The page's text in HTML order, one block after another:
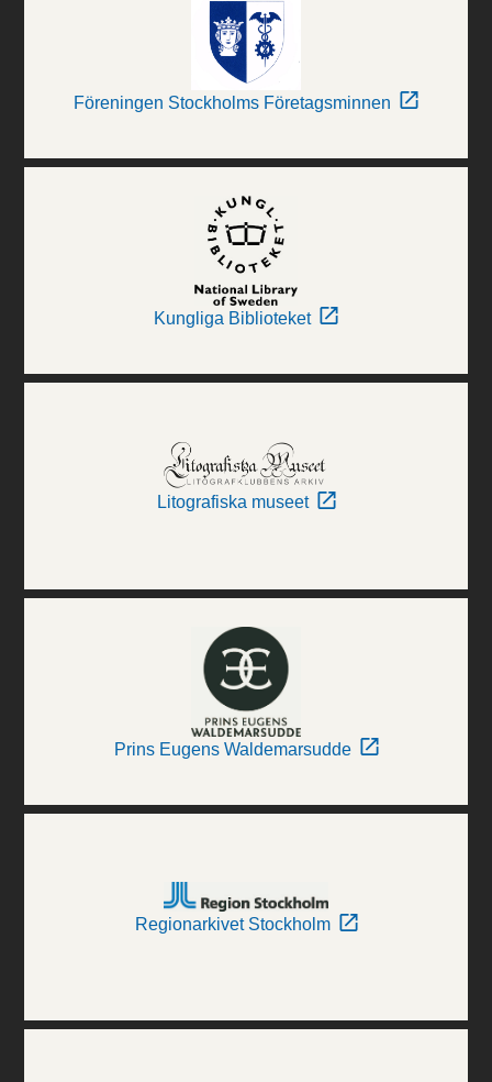
Föreningen Stockholms Företagsminnen
Kungliga Biblioteket
Litografiska museet
Prins Eugens Waldemarsudde
Regionarkivet Stockholm